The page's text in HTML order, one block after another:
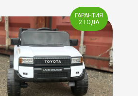
ГАРАНТИЯ
2 ГОДА